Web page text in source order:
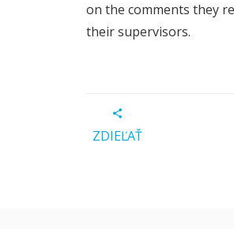
on the comments they
their supervisors.
ZDIEĽAŤ